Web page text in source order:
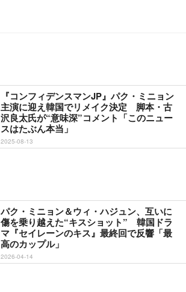
『コンフィデンスマンJP』パク・ミニョン
主演に迎え韓国でリメイク決定 脚本・古
沢良太氏が“意味深”コメント「このニュー
スはたぶん本当」
2025-08-13
パク・ミニョン＆ウィ・ハジュン、互いに
傷を乗り越えた“キスショット” 韓国ドラ
マ『セイレーンのキス』最終回で反響「最
高のカップル」
2026-04-14